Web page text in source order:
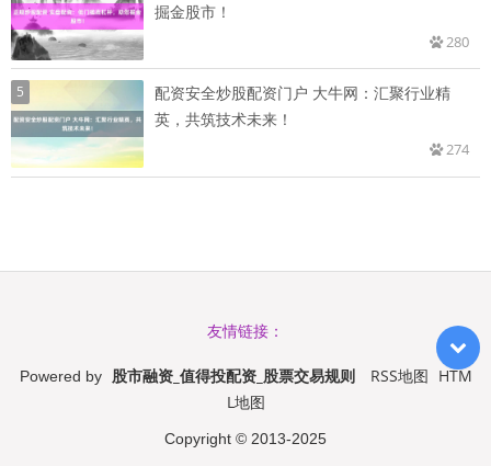
掘金股市！
280
5
配资安全炒股配资门户 大牛网：汇聚行业精
英，共筑技术未来！
274
友情链接：
Powered by 股市融资_值得投配资_股票交易规则 RSS地图 HTM
L地图
Copyright © 2013-2025